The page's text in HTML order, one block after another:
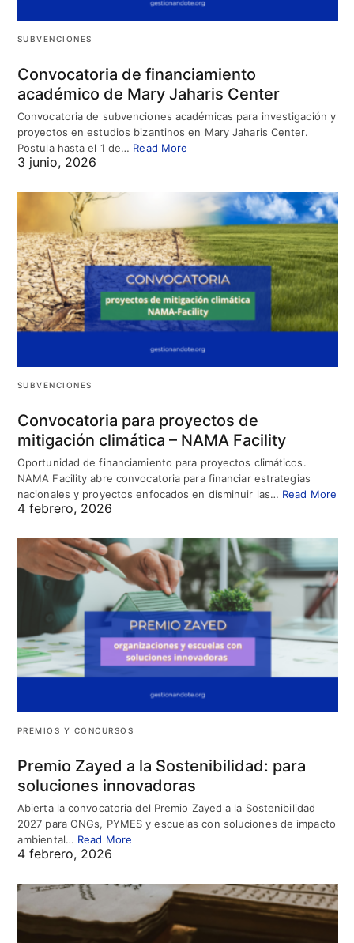
SUBVENCIONES
Convocatoria de financiamiento
académico de Mary Jaharis Center
Convocatoria de subvenciones académicas para investigación y
proyectos en estudios bizantinos en Mary Jaharis Center.
Postula hasta el 1 de… Read More
3 junio, 2026
SUBVENCIONES
Convocatoria para proyectos de
mitigación climática – NAMA Facility
Oportunidad de financiamiento para proyectos climáticos.
NAMA Facility abre convocatoria para financiar estrategias
nacionales y proyectos enfocados en disminuir las… Read More
4 febrero, 2026
PREMIOS Y CONCURSOS
Premio Zayed a la Sostenibilidad: para
soluciones innovadoras
Abierta la convocatoria del Premio Zayed a la Sostenibilidad
2027 para ONGs, PYMES y escuelas con soluciones de impacto
ambiental… Read More
4 febrero, 2026